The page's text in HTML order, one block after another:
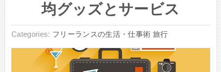
均グッズとサービス
Categories: フリーランスの生活・仕事術 旅行